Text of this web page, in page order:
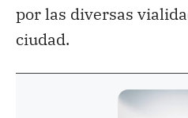
por las diversas
ciudad.